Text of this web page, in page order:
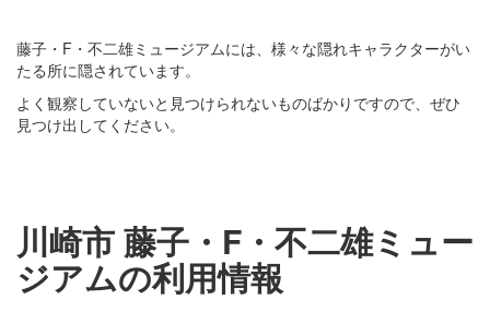
藤子・F・不二雄ミュージアムには、様々な隠れキャラクターがい
たる所に隠されています。
よく観察していないと見つけられないものばかりですので、ぜひ
見つけ出してください。
川崎市 藤子・F・不二雄ミュー
ジアムの利用情報